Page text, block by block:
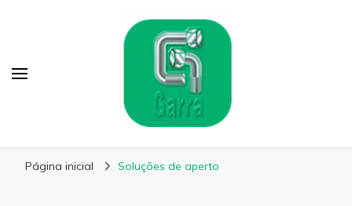
Página inicial Soluções de aperto